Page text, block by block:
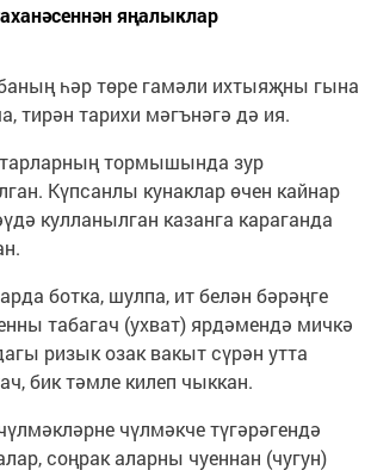
яңалыклар
һәр төре гамәли ихтыяҗны гына
тирән тарихи мәгънәгә дә ия.
тормышында зур
Күпсанлы кунаклар өчен кайнар
кулланылган казанга караганда
ботка, шулпа, ит белән бәрәңге
табагач (ухват) ярдәмендә мичкә
ризык озак вакыт сүрән утта
бик тәмле килеп чыккан.
чүлмәкче түгәрәгендә
соңрак аларны чуеннан (чугун)